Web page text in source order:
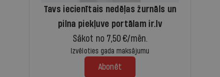
Tavs iecienītais nedēļas žurnāls un
pilna piekļuve portālam ir.lv
Sākot no 7,50 €/mēn.
Izvēloties gada maksājumu
Abonēt